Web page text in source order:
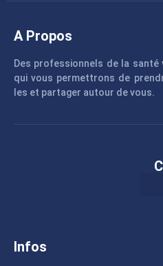
A Propos
Des professionnels de la
qui vous permettrons de
les et partager autour de vous.
Infos